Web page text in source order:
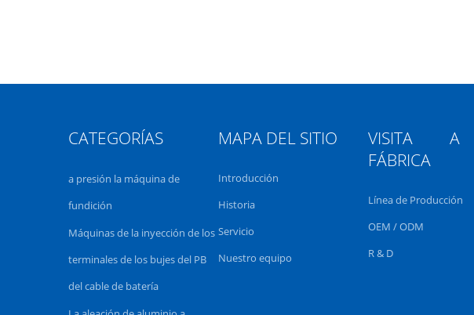
CATEGORÍAS
a presión la máquina de
fundición
Máquinas de la inyección de los
terminales de los bujes del PB
del cable de batería
MAPA DEL SITIO
Introducción
Historia
Servicio
Nuestro equipo
VISITA
FÁBRICA
Línea de Producción
OEM / ODM
R & D